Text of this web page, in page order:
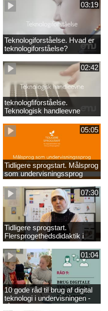
03:19
Teknologiforståelse. Hvad er
teknologiforståelse?
02:42
teknologfiforståelse.
Teknologisk handleevne
05:05
Tidligere sprogstart. Målsprog
som undervisningssprog
07:30
Tidligere sprogstart.
Flersprogethedsdidaktik i
fransk og tysk
01:04
10 gode råd til brug af digital
teknologi i undervisningen -
råd 9